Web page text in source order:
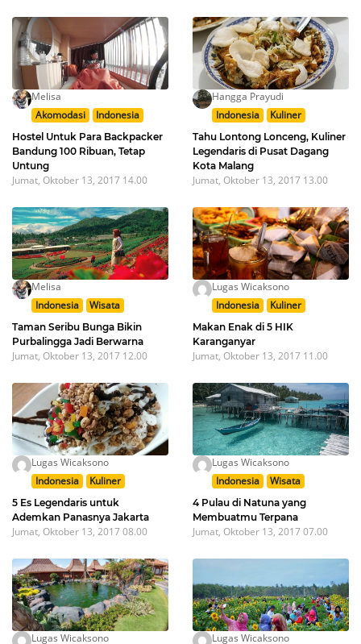
Melisa
Akomodasi
Indonesia
Hostel Untuk Para Backpacker
Bandung 100 Ribuan, Tetap
Untung
Jumat, Oktober 13, 2017 14.00
Hangga Prayudi
Indonesia
Kuliner
Tahu Lontong Lonceng, Kuliner
Legendaris di Pusat Dagang
Kota Malang
Jumat, Oktober 13, 2017 13.00
Melisa
Indonesia
Wisata
Taman Seribu Bunga Bikin
Purbalingga Jadi Berwarna
Jumat, Oktober 13, 2017 12.00
Lugas Wicaksono
Indonesia
Kuliner
Makan Enak di 5 HIK
Karanganyar
Jumat, Oktober 13, 2017 11.00
Lugas Wicaksono
Indonesia
Kuliner
5 Es Legendaris untuk
Ademkan Panasnya Jakarta
Jumat, Oktober 13, 2017 08.00
Lugas Wicaksono
Indonesia
Wisata
4 Pulau di Natuna yang
Membuatmu Terpana
Jumat, Oktober 13, 2017 07.00
Lugas Wicaksono Lugas Wicaksono